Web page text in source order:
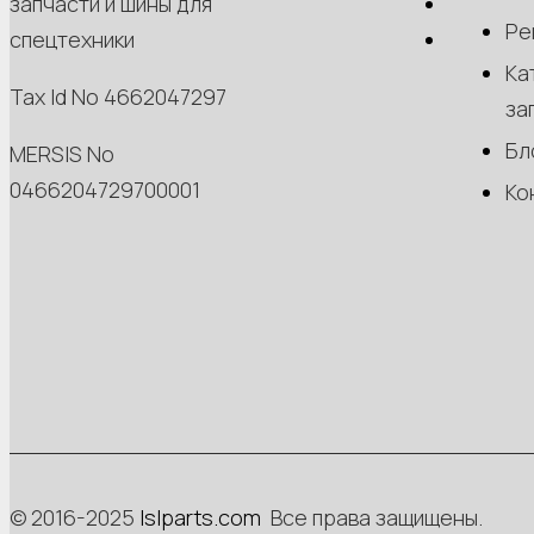
спецтехники
Tax Id No 4662047297
MERSIS No
0466204729700001
© 2016-2025 Islparts.com Все права защищены.